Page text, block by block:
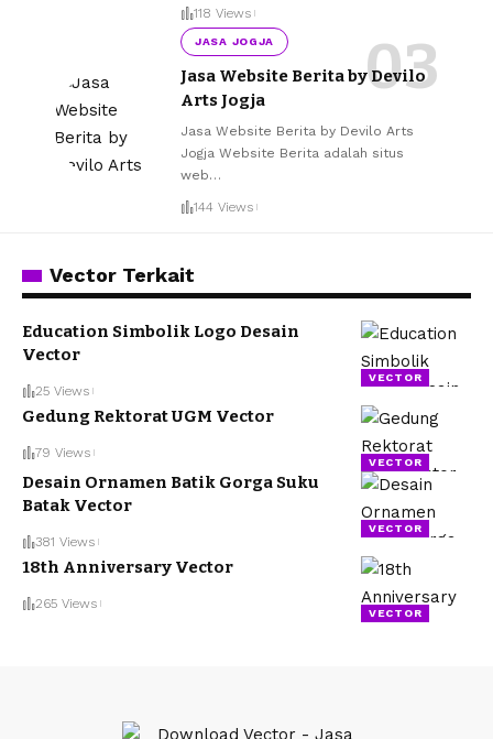
118 Views
JASA JOGJA
Jasa Website Berita by Devilo
Arts Jogja
Jasa Website Berita by Devilo Arts
Jogja Website Berita adalah situs
web…
144 Views
Vector Terkait
VECTOR
Education Simbolik Logo Desain
Vector
25 Views
VECTOR
Gedung Rektorat UGM Vector
79 Views
VECTOR
Desain Ornamen Batik Gorga Suku
Batak Vector
381 Views
VECTOR
18th Anniversary Vector
265 Views